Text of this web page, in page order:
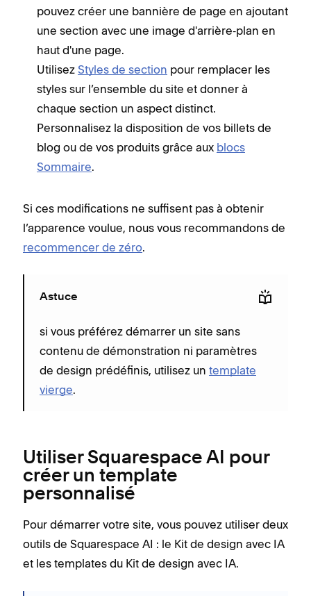
pouvez créer une bannière de page en ajoutant
une section avec une image d'arrière‑plan en
haut d'une page.
Utilisez Styles de section pour remplacer les
styles sur l’ensemble du site et donner à
chaque section un aspect distinct.
Personnalisez la disposition de vos billets de
blog ou de vos produits grâce aux blocs
Sommaire.
Si ces modifications ne suffisent pas à obtenir
l’apparence voulue, nous vous recommandons de
recommencer de zéro.
Astuce
si vous préférez démarrer un site sans
contenu de démonstration ni paramètres
de design prédéfinis, utilisez un template
vierge.
Utiliser Squarespace AI pour
créer un template
personnalisé
Pour démarrer votre site, vous pouvez utiliser deux
outils de Squarespace AI : le Kit de design avec IA
et les templates du Kit de design avec IA.